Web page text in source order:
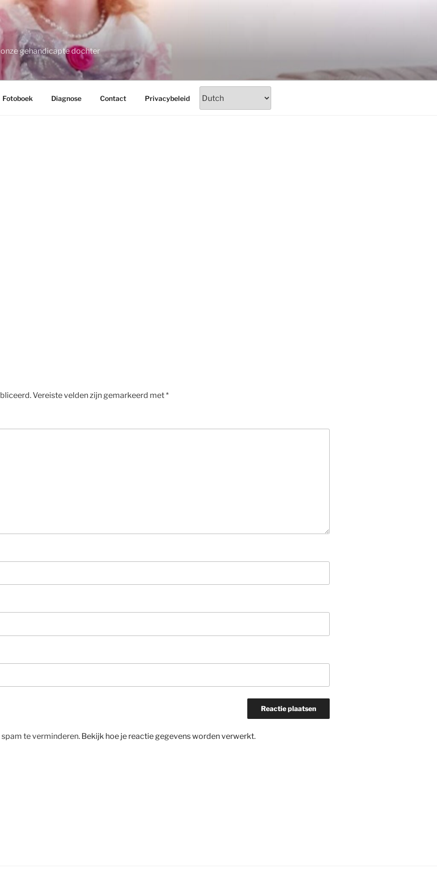
gehandicapte dochter
Fotoboek Diagnose Contact Privacybeleid
Vereiste velden zijn gemarkeerd met*
te verminderen. Bekijk hoe je reactie gegevens worden verwerkt.